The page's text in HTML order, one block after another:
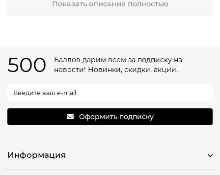
австралийскими мотивами, играя на контрастах форм,
что обратить внимание? Хотите практичность, но не
готовы жертвовать стилем? Женские сумки UGG –
Представьте себе мягкую сумку-хобо на плотном меху
подходит и к городскому кэжуалу, и к расслабленному
уикенду в баре. Разве не классно?
тренд зимы 2025. Мех здесь не для утепления, а скорее
Показать описание полностью
500
Баллов дарим всем за подписку на
новости! Новинки, скидки, акции.
Оформить подписку
Информация